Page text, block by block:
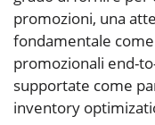
promozioni, una
fondamentale
promozionali end-
supportate come
inventory